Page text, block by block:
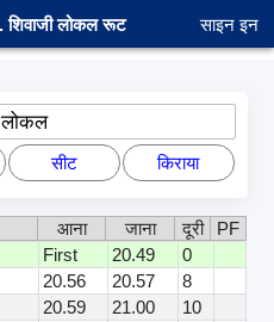
शिवाजी लोकल रूट साइन इन
लोकल
सीट किराया
आना जाना दूरी
PF
First 20.49
0
20.56 20.57
8
20.59 21.00
10